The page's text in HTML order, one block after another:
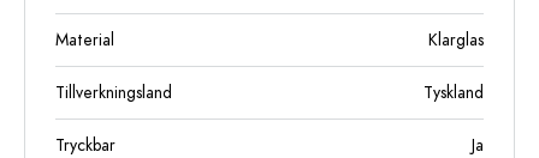
Material Klarglas
Tillverkningsland Tyskland
Tryckbar Ja